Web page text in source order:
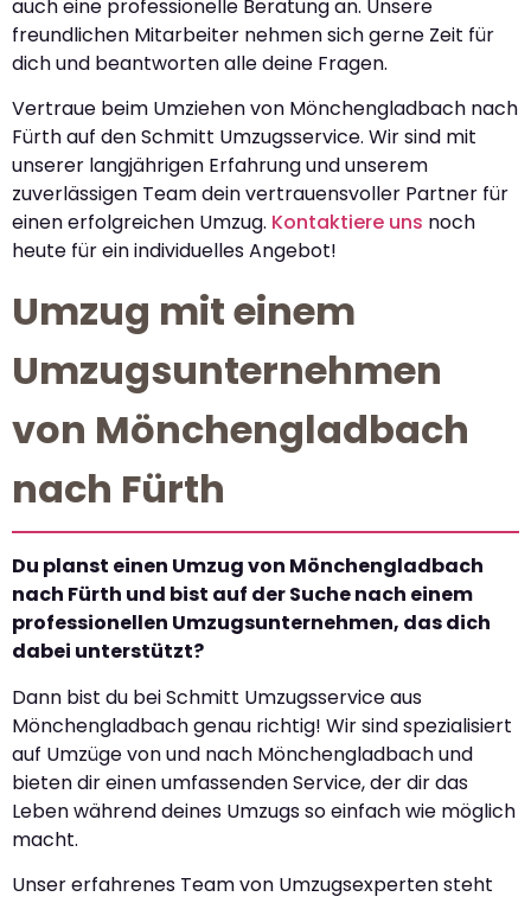
auch eine professionelle Beratung an. Unsere
freundlichen Mitarbeiter nehmen sich gerne Zeit für
dich und beantworten alle deine Fragen.
Vertraue beim Umziehen von Mönchengladbach nach
Fürth auf den Schmitt Umzugsservice. Wir sind mit
unserer langjährigen Erfahrung und unserem
zuverlässigen Team dein vertrauensvoller Partner für
einen erfolgreichen Umzug. Kontaktiere uns noch
heute für ein individuelles Angebot!
Umzug mit einem
Umzugsunternehmen
von Mönchengladbach
nach Fürth
Du planst einen Umzug von Mönchengladbach
nach Fürth und bist auf der Suche nach einem
professionellen Umzugsunternehmen, das dich
dabei unterstützt?
Dann bist du bei Schmitt Umzugsservice aus
Mönchengladbach genau richtig! Wir sind spezialisiert
auf Umzüge von und nach Mönchengladbach und
bieten dir einen umfassenden Service, der dir das
Leben während deines Umzugs so einfach wie möglich
macht.
Unser erfahrenes Team von Umzugsexperten steht